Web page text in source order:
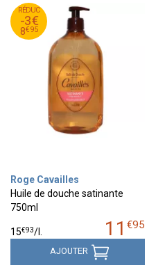
RÉDUC
-3€
8€95
11
€
95
8
€
95
Roge Cavailles
Huile de douche satinante
750ml
11 €95
15€93/l.
AJOUTER